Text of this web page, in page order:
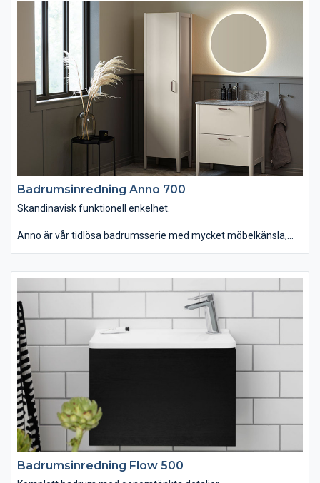
Badrumsinredning Anno 700
Skandinavisk funktionell enkelhet.
Anno är vår tidlösa badrumsserie med mycket möbelkänsla,
finns i tre bredder med topplatta i kompositsten samt
förvaringsskåp, högskåp och vägghylla. Du kan välja kulörer och
uttryck, så att serien kommer till sin rätt både i moderna och
traditionella miljöer. Anno passar dig som vill ha ett tidlöst
badrum med skandinavisk funktionell enkelhet.
Badrumsinredning Flow 500